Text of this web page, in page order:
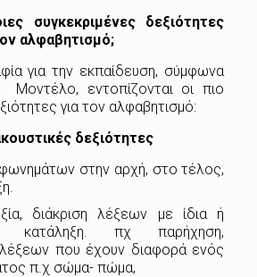
συγκεκριμένες δεξιότητες
αλφαβητισμό;
για την εκπαίδευση, σύμφωνα
εντοπίζονται οι πιο
για τον αλφαβητισμό:
δεξιότητες
στην αρχή, στο τέλος,
διάκριση λέξεων με ίδια ή
κατάληξη. πχ παρήχηση,
που έχουν διαφορά ενός
π.χ σώμα- πώμα,